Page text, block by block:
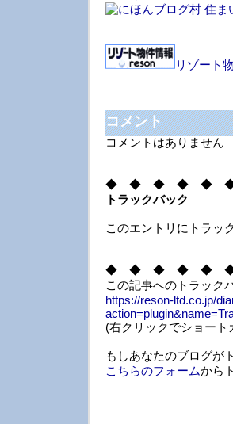
リゾート
コメント
コメントはありません
◆ ◆ ◆ ◆ ◆
トラックバック
このエントリにトラッ
◆ ◆ ◆ ◆ ◆
この記事へのトラック
https://reson-ltd.co.jp/
(右クリックでショー
もしあなたのブログが
こちらのフォームから